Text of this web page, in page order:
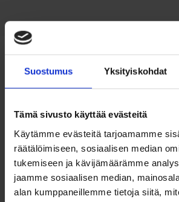
Suostumus Yksityiskohdat
Tämä sivusto käyttää evästeitä
Käytämme evästeitä tarjoamamme
räätälöimiseen, sosiaalisen median
tukemiseen ja kävijämäärämme
jaamme sosiaalisen median,
alan kumppaneillemme tietoja siitä,
Huoneisto
Rantapolku 2
02170 Espoo
Tilat